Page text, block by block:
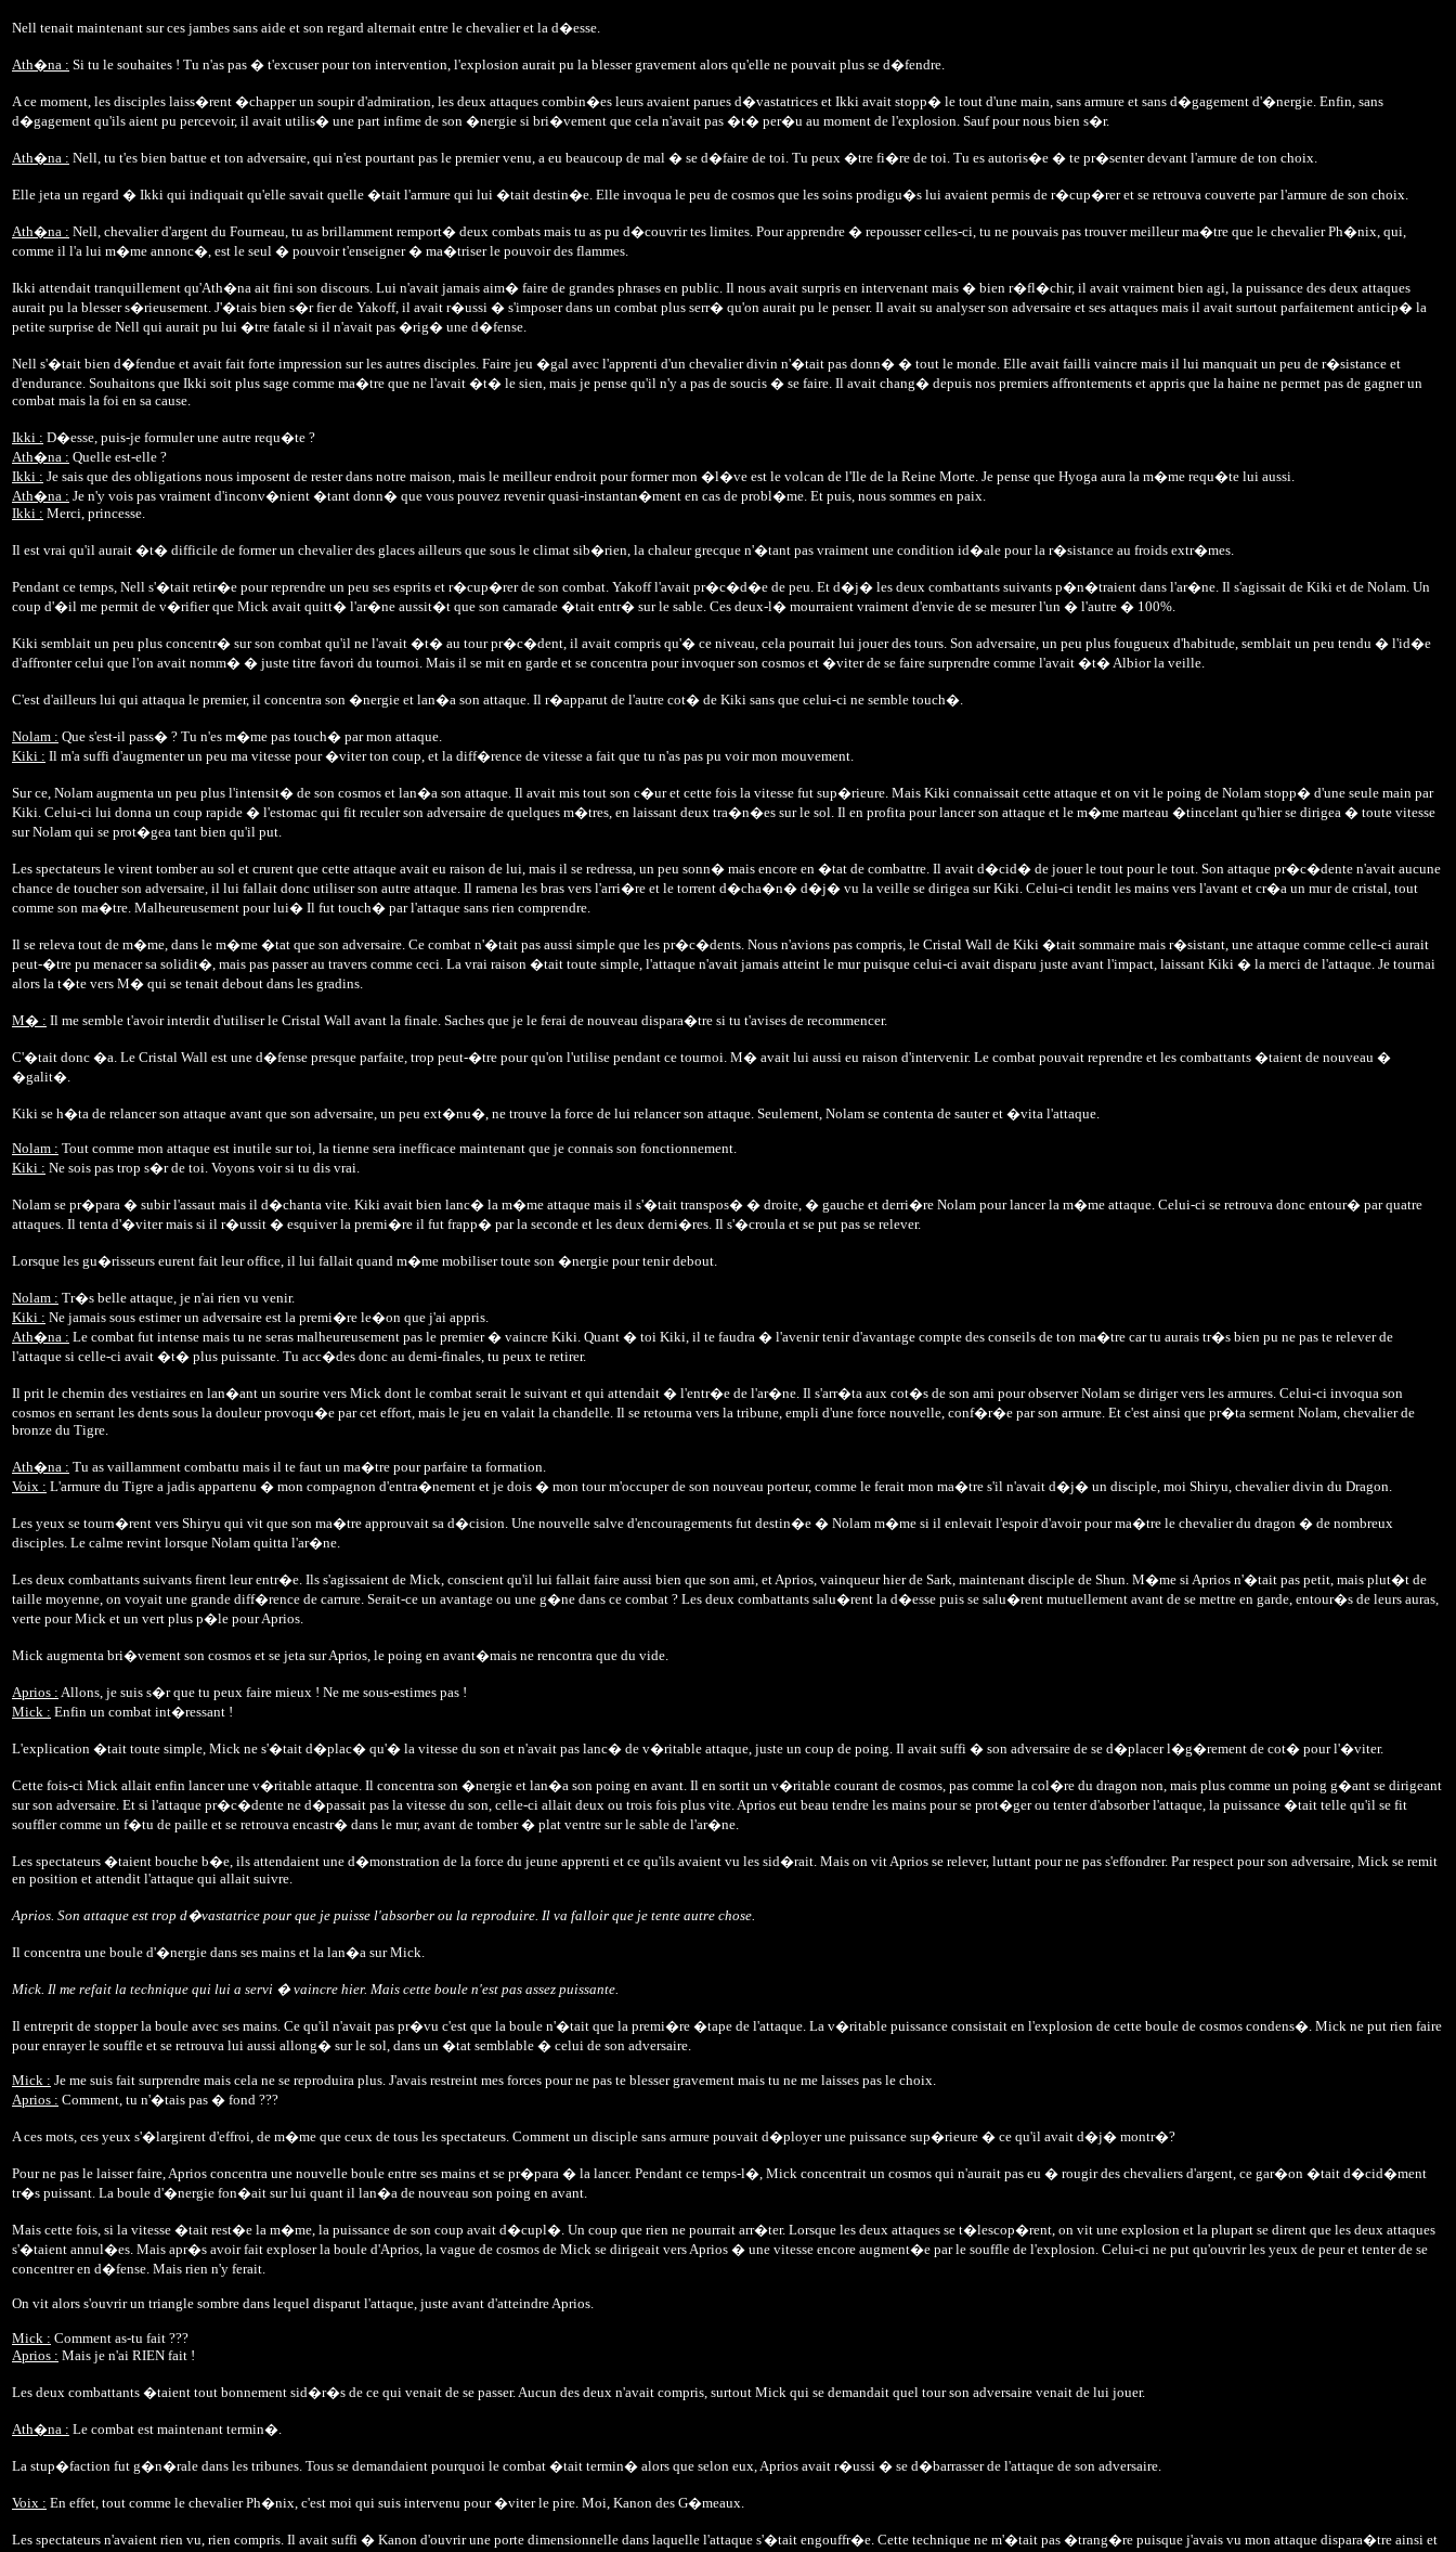
Nell tenait maintenant sur ces jambes sans aide et son regard alternait entre le chevalier et la d�esse.
Ath�na : Si tu le souhaites ! Tu n'as pas � t'excuser pour ton intervention, l'explosion aurait pu la blesser gravement alors qu'elle ne pouvait plus se d�fendre.
A ce moment, les disciples laiss�rent �chapper un soupir d'admiration, les deux attaques combin�es leurs avaient parues d�vastatrices et Ikki avait stopp� le tout d'une main, sans armure et sans d�gagement d'�nergie. Enfin, sans
d�gagement qu'ils aient pu percevoir, il avait utilis� une part infime de son �nergie si bri�vement que cela n'avait pas �t� per�u au moment de l'explosion. Sauf pour nous bien s�r.
Ath�na : Nell, tu t'es bien battue et ton adversaire, qui n'est pourtant pas le premier venu, a eu beaucoup de mal � se d�faire de toi. Tu peux �tre fi�re de toi. Tu es autoris�e � te pr�senter devant l'armure de ton choix.
Elle jeta un regard � Ikki qui indiquait qu'elle savait quelle �tait l'armure qui lui �tait destin�e. Elle invoqua le peu de cosmos que les soins prodigu�s lui avaient permis de r�cup�rer et se retrouva couverte par l'armure de son choix.
Ath�na : Nell, chevalier d'argent du Fourneau, tu as brillamment remport� deux combats mais tu as pu d�couvrir tes limites. Pour apprendre � repousser celles-ci, tu ne pouvais pas trouver meilleur ma�tre que le chevalier Ph�nix, qui,
comme il l'a lui m�me annonc�, est le seul � pouvoir t'enseigner � ma�triser le pouvoir des flammes.
Ikki attendait tranquillement qu'Ath�na ait fini son discours. Lui n'avait jamais aim� faire de grandes phrases en public. Il nous avait surpris en intervenant mais � bien r�fl�chir, il avait vraiment bien agi, la puissance des deux attaques
aurait pu la blesser s�rieusement. J'�tais bien s�r fier de Yakoff, il avait r�ussi � s'imposer dans un combat plus serr� qu'on aurait pu le penser. Il avait su analyser son adversaire et ses attaques mais il avait surtout parfaitement anticip� la
petite surprise de Nell qui aurait pu lui �tre fatale si il n'avait pas �rig� une d�fense.
Nell s'�tait bien d�fendue et avait fait forte impression sur les autres disciples. Faire jeu �gal avec l'apprenti d'un chevalier divin n'�tait pas donn� � tout le monde. Elle avait failli vaincre mais il lui manquait un peu de r�sistance et
d'endurance. Souhaitons que Ikki soit plus sage comme ma�tre que ne l'avait �t� le sien, mais je pense qu'il n'y a pas de soucis � se faire. Il avait chang� depuis nos premiers affrontements et appris que la haine ne permet pas de gagner un
combat mais la foi en sa cause.
Ikki : D�esse, puis-je formuler une autre requ�te ?
Ath�na : Quelle est-elle ?
Ikki : Je sais que des obligations nous imposent de rester dans notre maison, mais le meilleur endroit pour former mon �l�ve est le volcan de l'Ile de la Reine Morte. Je pense que Hyoga aura la m�me requ�te lui aussi.
Ath�na : Je n'y vois pas vraiment d'inconv�nient �tant donn� que vous pouvez revenir quasi-instantan�ment en cas de probl�me. Et puis, nous sommes en paix.
Ikki : Merci, princesse.
Il est vrai qu'il aurait �t� difficile de former un chevalier des glaces ailleurs que sous le climat sib�rien, la chaleur grecque n'�tant pas vraiment une condition id�ale pour la r�sistance au froids extr�mes.
Pendant ce temps, Nell s'�tait retir�e pour reprendre un peu ses esprits et r�cup�rer de son combat. Yakoff l'avait pr�c�d�e de peu. Et d�j� les deux combattants suivants p�n�traient dans l'ar�ne. Il s'agissait de Kiki et de Nolam. Un
coup d'�il me permit de v�rifier que Mick avait quitt� l'ar�ne aussit�t que son camarade �tait entr� sur le sable. Ces deux-l� mourraient vraiment d'envie de se mesurer l'un � l'autre � 100%.
Kiki semblait un peu plus concentr� sur son combat qu'il ne l'avait �t� au tour pr�c�dent, il avait compris qu'� ce niveau, cela pourrait lui jouer des tours. Son adversaire, un peu plus fougueux d'habitude, semblait un peu tendu � l'id�e
d'affronter celui que l'on avait nomm� � juste titre favori du tournoi. Mais il se mit en garde et se concentra pour invoquer son cosmos et �viter de se faire surprendre comme l'avait �t� Albior la veille.
C'est d'ailleurs lui qui attaqua le premier, il concentra son �nergie et lan�a son attaque. Il r�apparut de l'autre cot� de Kiki sans que celui-ci ne semble touch�.
Nolam : Que s'est-il pass� ? Tu n'es m�me pas touch� par mon attaque.
Kiki : Il m'a suffi d'augmenter un peu ma vitesse pour �viter ton coup, et la diff�rence de vitesse a fait que tu n'as pas pu voir mon mouvement.
Sur ce, Nolam augmenta un peu plus l'intensit� de son cosmos et lan�a son attaque. Il avait mis tout son c�ur et cette fois la vitesse fut sup�rieure. Mais Kiki connaissait cette attaque et on vit le poing de Nolam stopp� d'une seule main par
Kiki. Celui-ci lui donna un coup rapide � l'estomac qui fit reculer son adversaire de quelques m�tres, en laissant deux tra�n�es sur le sol. Il en profita pour lancer son attaque et le m�me marteau �tincelant qu'hier se dirigea � toute vitesse
sur Nolam qui se prot�gea tant bien qu'il put.
Les spectateurs le virent tomber au sol et crurent que cette attaque avait eu raison de lui, mais il se redressa, un peu sonn� mais encore en �tat de combattre. Il avait d�cid� de jouer le tout pour le tout. Son attaque pr�c�dente n'avait aucune
chance de toucher son adversaire, il lui fallait donc utiliser son autre attaque. Il ramena les bras vers l'arri�re et le torrent d�cha�n� d�j� vu la veille se dirigea sur Kiki. Celui-ci tendit les mains vers l'avant et cr�a un mur de cristal, tout
comme son ma�tre. Malheureusement pour lui� Il fut touch� par l'attaque sans rien comprendre.
Il se releva tout de m�me, dans le m�me �tat que son adversaire. Ce combat n'�tait pas aussi simple que les pr�c�dents. Nous n'avions pas compris, le Cristal Wall de Kiki �tait sommaire mais r�sistant, une attaque comme celle-ci aurait
peut-�tre pu menacer sa solidit�, mais pas passer au travers comme ceci. La vrai raison �tait toute simple, l'attaque n'avait jamais atteint le mur puisque celui-ci avait disparu juste avant l'impact, laissant Kiki � la merci de l'attaque. Je tournai
alors la t�te vers M� qui se tenait debout dans les gradins.
M� : Il me semble t'avoir interdit d'utiliser le Cristal Wall avant la finale. Saches que je le ferai de nouveau dispara�tre si tu t'avises de recommencer.
C'�tait donc �a. Le Cristal Wall est une d�fense presque parfaite, trop peut-�tre pour qu'on l'utilise pendant ce tournoi. M� avait lui aussi eu raison d'intervenir. Le combat pouvait reprendre et les combattants �taient de nouveau �
�galit�.
Kiki se h�ta de relancer son attaque avant que son adversaire, un peu ext�nu�, ne trouve la force de lui relancer son attaque. Seulement, Nolam se contenta de sauter et �vita l'attaque.
Nolam : Tout comme mon attaque est inutile sur toi, la tienne sera inefficace maintenant que je connais son fonctionnement.
Kiki : Ne sois pas trop s�r de toi. Voyons voir si tu dis vrai.
Nolam se pr�para � subir l'assaut mais il d�chanta vite. Kiki avait bien lanc� la m�me attaque mais il s'�tait transpos� � droite, � gauche et derri�re Nolam pour lancer la m�me attaque. Celui-ci se retrouva donc entour� par quatre
attaques. Il tenta d'�viter mais si il r�ussit � esquiver la premi�re il fut frapp� par la seconde et les deux derni�res. Il s'�croula et se put pas se relever.
Lorsque les gu�risseurs eurent fait leur office, il lui fallait quand m�me mobiliser toute son �nergie pour tenir debout.
Nolam : Tr�s belle attaque, je n'ai rien vu venir.
Kiki : Ne jamais sous estimer un adversaire est la premi�re le�on que j'ai appris.
Ath�na : Le combat fut intense mais tu ne seras malheureusement pas le premier � vaincre Kiki. Quant � toi Kiki, il te faudra � l'avenir tenir d'avantage compte des conseils de ton ma�tre car tu aurais tr�s bien pu ne pas te relever de
l'attaque si celle-ci avait �t� plus puissante. Tu acc�des donc au demi-finales, tu peux te retirer.
Il prit le chemin des vestiaires en lan�ant un sourire vers Mick dont le combat serait le suivant et qui attendait � l'entr�e de l'ar�ne. Il s'arr�ta aux cot�s de son ami pour observer Nolam se diriger vers les armures. Celui-ci invoqua son
cosmos en serrant les dents sous la douleur provoqu�e par cet effort, mais le jeu en valait la chandelle. Il se retourna vers la tribune, empli d'une force nouvelle, conf�r�e par son armure. Et c'est ainsi que pr�ta serment Nolam, chevalier de
bronze du Tigre.
Ath�na : Tu as vaillamment combattu mais il te faut un ma�tre pour parfaire ta formation.
Voix : L'armure du Tigre a jadis appartenu � mon compagnon d'entra�nement et je dois � mon tour m'occuper de son nouveau porteur, comme le ferait mon ma�tre s'il n'avait d�j� un disciple, moi Shiryu, chevalier divin du Dragon.
Les yeux se tourn�rent vers Shiryu qui vit que son ma�tre approuvait sa d�cision. Une nouvelle salve d'encouragements fut destin�e � Nolam m�me si il enlevait l'espoir d'avoir pour ma�tre le chevalier du dragon � de nombreux
disciples. Le calme revint lorsque Nolam quitta l'ar�ne.
Les deux combattants suivants firent leur entr�e. Ils s'agissaient de Mick, conscient qu'il lui fallait faire aussi bien que son ami, et Aprios, vainqueur hier de Sark, maintenant disciple de Shun. M�me si Aprios n'�tait pas petit, mais plut�t de
taille moyenne, on voyait une grande diff�rence de carrure. Serait-ce un avantage ou une g�ne dans ce combat ? Les deux combattants salu�rent la d�esse puis se salu�rent mutuellement avant de se mettre en garde, entour�s de leurs auras,
verte pour Mick et un vert plus p�le pour Aprios.
Mick augmenta bri�vement son cosmos et se jeta sur Aprios, le poing en avant�mais ne rencontra que du vide.
Aprios : Allons, je suis s�r que tu peux faire mieux ! Ne me sous-estimes pas !
Mick : Enfin un combat int�ressant !
L'explication �tait toute simple, Mick ne s'�tait d�plac� qu'� la vitesse du son et n'avait pas lanc� de v�ritable attaque, juste un coup de poing. Il avait suffi � son adversaire de se d�placer l�g�rement de cot� pour l'�viter.
Cette fois-ci Mick allait enfin lancer une v�ritable attaque. Il concentra son �nergie et lan�a son poing en avant. Il en sortit un v�ritable courant de cosmos, pas comme la col�re du dragon non, mais plus comme un poing g�ant se dirigeant
sur son adversaire. Et si l'attaque pr�c�dente ne d�passait pas la vitesse du son, celle-ci allait deux ou trois fois plus vite. Aprios eut beau tendre les mains pour se prot�ger ou tenter d'absorber l'attaque, la puissance �tait telle qu'il se fit
souffler comme un f�tu de paille et se retrouva encastr� dans le mur, avant de tomber � plat ventre sur le sable de l'ar�ne.
Les spectateurs �taient bouche b�e, ils attendaient une d�monstration de la force du jeune apprenti et ce qu'ils avaient vu les sid�rait. Mais on vit Aprios se relever, luttant pour ne pas s'effondrer. Par respect pour son adversaire, Mick se remit
en position et attendit l'attaque qui allait suivre.
Aprios. Son attaque est trop d�vastatrice pour que je puisse l'absorber ou la reproduire. Il va falloir que je tente autre chose.
Il concentra une boule d'�nergie dans ses mains et la lan�a sur Mick.
Mick. Il me refait la technique qui lui a servi � vaincre hier. Mais cette boule n'est pas assez puissante.
Il entreprit de stopper la boule avec ses mains. Ce qu'il n'avait pas pr�vu c'est que la boule n'�tait que la premi�re �tape de l'attaque. La v�ritable puissance consistait en l'explosion de cette boule de cosmos condens�. Mick ne put rien faire
pour enrayer le souffle et se retrouva lui aussi allong� sur le sol, dans un �tat semblable � celui de son adversaire.
Mick : Je me suis fait surprendre mais cela ne se reproduira plus. J'avais restreint mes forces pour ne pas te blesser gravement mais tu ne me laisses pas le choix.
Aprios : Comment, tu n'�tais pas � fond ???
A ces mots, ces yeux s'�largirent d'effroi, de m�me que ceux de tous les spectateurs. Comment un disciple sans armure pouvait d�ployer une puissance sup�rieure � ce qu'il avait d�j� montr�?
Pour ne pas le laisser faire, Aprios concentra une nouvelle boule entre ses mains et se pr�para � la lancer. Pendant ce temps-l�, Mick concentrait un cosmos qui n'aurait pas eu � rougir des chevaliers d'argent, ce gar�on �tait d�cid�ment
tr�s puissant. La boule d'�nergie fon�ait sur lui quant il lan�a de nouveau son poing en avant.
Mais cette fois, si la vitesse �tait rest�e la m�me, la puissance de son coup avait d�cupl�. Un coup que rien ne pourrait arr�ter. Lorsque les deux attaques se t�lescop�rent, on vit une explosion et la plupart se dirent que les deux attaques
s'�taient annul�es. Mais apr�s avoir fait exploser la boule d'Aprios, la vague de cosmos de Mick se dirigeait vers Aprios � une vitesse encore augment�e par le souffle de l'explosion. Celui-ci ne put qu'ouvrir les yeux de peur et tenter de se
concentrer en d�fense. Mais rien n'y ferait.
On vit alors s'ouvrir un triangle sombre dans lequel disparut l'attaque, juste avant d'atteindre Aprios.
Mick : Comment as-tu fait ???
Aprios : Mais je n'ai RIEN fait !
Les deux combattants �taient tout bonnement sid�r�s de ce qui venait de se passer. Aucun des deux n'avait compris, surtout Mick qui se demandait quel tour son adversaire venait de lui jouer.
Ath�na : Le combat est maintenant termin�.
La stup�faction fut g�n�rale dans les tribunes. Tous se demandaient pourquoi le combat �tait termin� alors que selon eux, Aprios avait r�ussi � se d�barrasser de l'attaque de son adversaire.
Voix : En effet, tout comme le chevalier Ph�nix, c'est moi qui suis intervenu pour �viter le pire. Moi, Kanon des G�meaux.
Les spectateurs n'avaient rien vu, rien compris. Il avait suffi � Kanon d'ouvrir une porte dimensionnelle dans laquelle l'attaque s'�tait engouffr�e. Cette technique ne m'�tait pas �trang�re puisque j'avais vu mon attaque dispara�tre ainsi et